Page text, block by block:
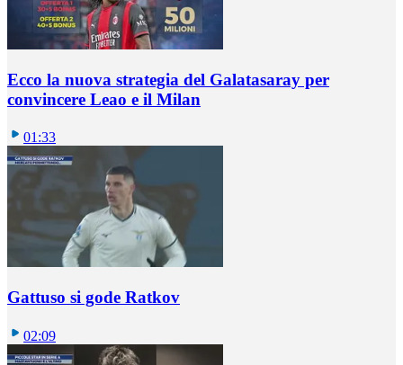
Ecco la nuova strategia del Galatasaray per
convincere Leao e il Milan
01:33
Gattuso si gode Ratkov
02:09